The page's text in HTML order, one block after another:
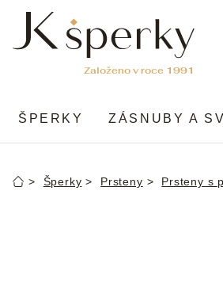
obsah
ŠPERKY ZÁSNUBY A
DomůŠperky Prsteny Prsteny s